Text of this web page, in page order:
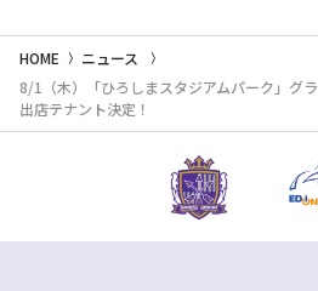
HOME
ニュース
8/1（木）「ひろしまスタジアムパーク」グ
出店テナント決定！